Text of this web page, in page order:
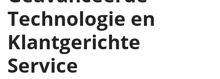
Technologie en
Klantgerichte
Service